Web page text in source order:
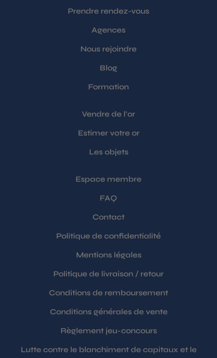
Prendre rendez-vous
Agences
Nous rejoindre
Blog
Formation
Vendre de l’or
Estimer votre or
Les objets
Espace membre
FAQ
Contact
Politique de confidentialité
Mentions légales
Politique de livraison / retour
Conditions de remboursement
Conditions générales de vente
Règlement jeu-concours
Lutte contre le blanchiment de capitaux et le